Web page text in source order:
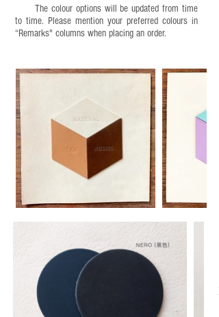
The colour options will be updated from time
to time. Please mention your preferred colours in
“Remarks" columns when placing an order.